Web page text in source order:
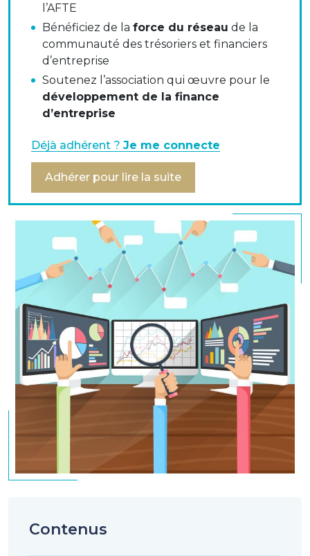
Où en sommes-nous aujourd'hui ?
Indices de référence : présentation de mars 2018 -
Société Générale CIB
Indices de référence : ISDA IBOR global benchmark
survey - 2018 transiton roadmap
Indices de référence : situation en juin 2018 - Société
Générale CIB
l’AFTE
Bénéficiez de la force du réseau de la
communauté des trésoriers et financiers
d’entreprise
Soutenez l’association qui œuvre pour le
développement de la finance
d’entreprise
Déjà adhérent ? Je me connecte
Adhérer pour lire la suite
Contenus